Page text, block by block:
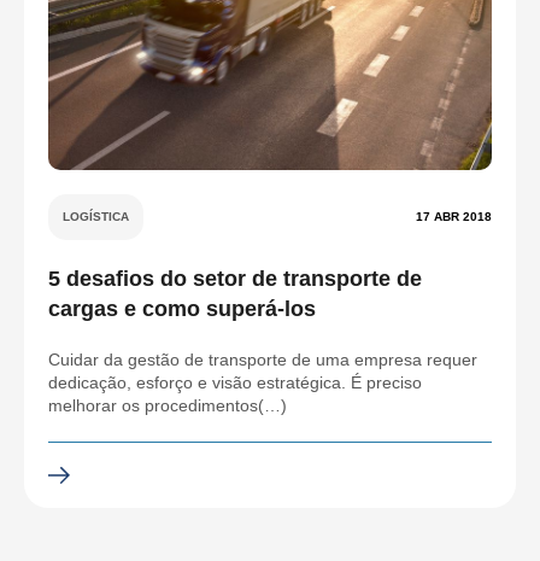
LOGÍSTICA 17 ABR 2018
5 desafios do setor de transporte de
cargas e como superá-los
Cuidar da gestão de transporte de uma empresa requer
dedicação, esforço e visão estratégica. É preciso
melhorar os procedimentos(…)